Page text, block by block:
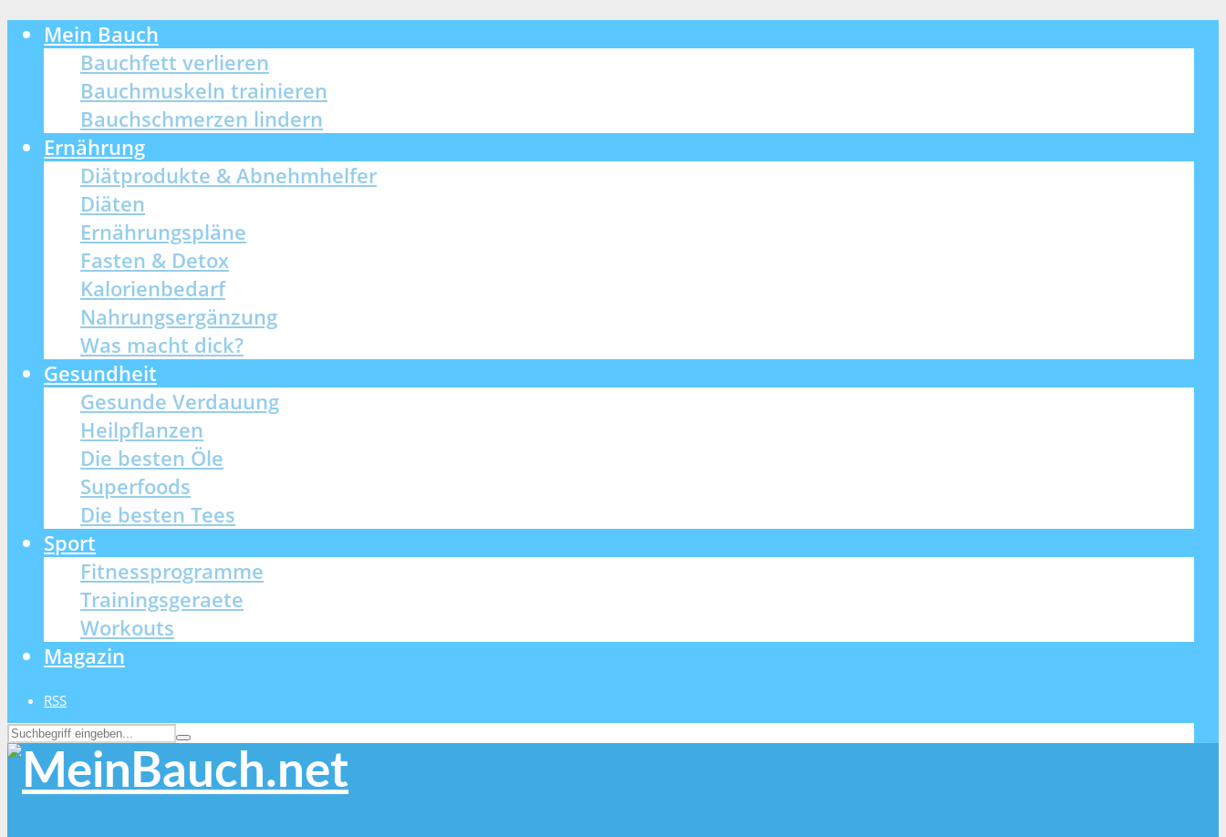
Mein Bauch
Bauchfett verlieren
Bauchmuskeln trainieren
Bauchschmerzen lindern
Ernährung
Diätprodukte & Abnehmhelfer
Diäten
Ernährungspläne
Fasten & Detox
Kalorienbedarf
Nahrungsergänzung
Was macht dick?
Gesundheit
Gesunde Verdauung
Heilpflanzen
Die besten Öle
Superfoods
Die besten Tees
Sport
Fitnessprogramme
Trainingsgeraete
Workouts
Magazin
RSS